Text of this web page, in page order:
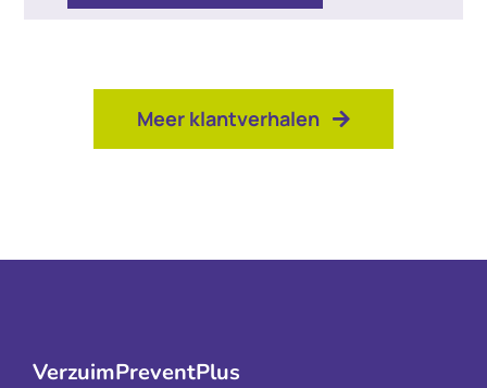
Meer klantverhalen
VerzuimPreventPlus